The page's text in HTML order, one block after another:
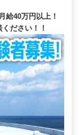
給40万円以上！
ださい！！